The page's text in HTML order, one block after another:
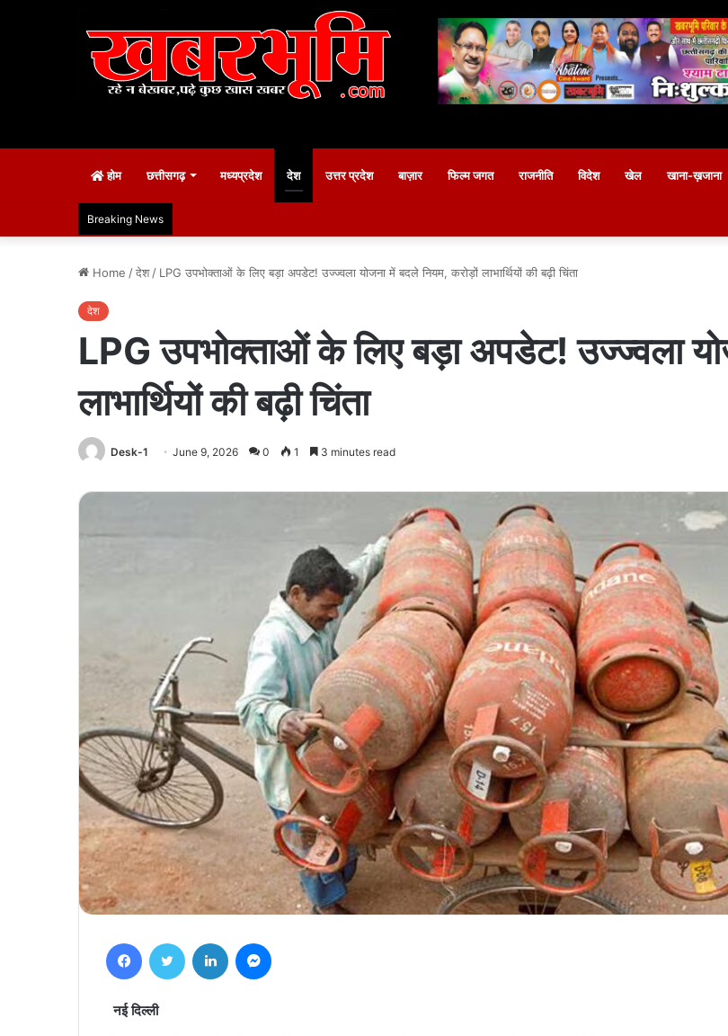
होम छत्तीसगढ़ मध्यप्रदेश देश उत्तर प्रदेश बाज़ार फिल्म जगत राजनीति विदेश खेल खाना-ख़जाना
Breaking News
Home /देश / LPG उपभोक्ताओं के लिए बड़ा अपडेट! उज्ज्वला योजना में बदले नियम, करोड़ों लाभार्थियों की बढ़ी चिंता
देश
LPG उपभोक्ताओं के लिए बड़ा अपडेट! उज्ज्वला
लाभार्थियों की बढ़ी चिंता
Desk-1 June 9, 2026 0 1 3 minutes read
नई दिल्ली